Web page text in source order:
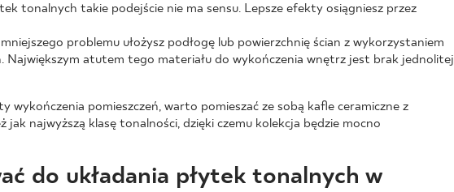
tonalnych takie podejście nie ma sensu. Lepsze efekty osiągniesz przez
problemu ułożysz podłogę lub powierzchnię ścian z wykorzystaniem
Największym atutem tego materiału do wykończenia wnętrz jest brak jednolitej
wykończenia pomieszczeń, warto pomieszać ze sobą kafle ceramiczne z
najwyższą klasę tonalności, dzięki czemu kolekcja będzie mocno
do układania płytek tonalnych w